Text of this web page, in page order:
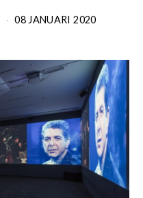
08 JANUARI 2020